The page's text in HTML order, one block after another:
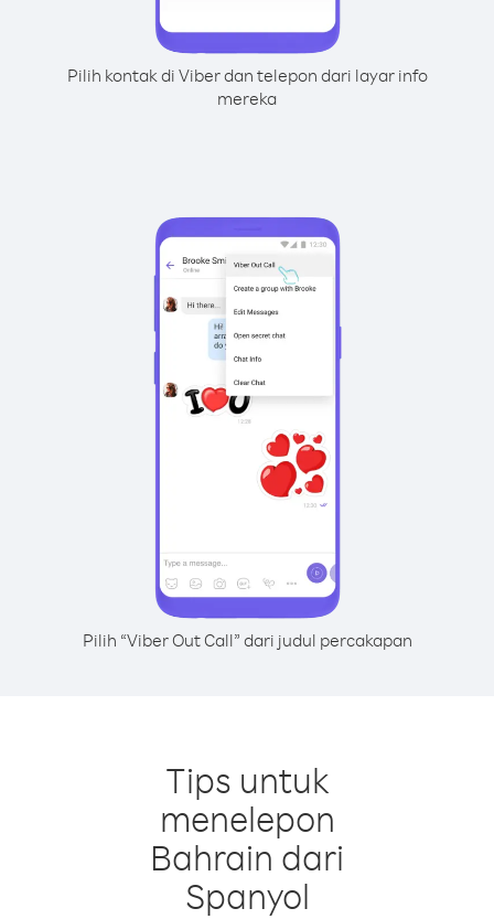
Pilih kontak di Viber dan telepon dari layar info
mereka
Pilih “Viber Out Call” dari judul percakapan
Tips untuk
menelepon
Bahrain dari
Spanyol